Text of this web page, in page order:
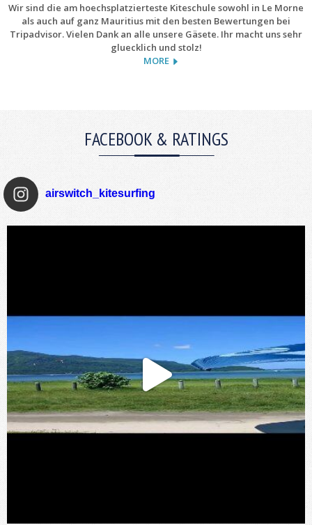
Wir sind die am hoechsplatzierteste Kiteschule sowohl in Le Morne
als auch auf ganz Mauritius mit den besten Bewertungen bei
Tripadvisor. Vielen Dank an alle unsere Gäsete. Ihr macht uns sehr
gluecklich und stolz!
MORE
FACEBOOK & RATINGS
airswitch_kitesurfing